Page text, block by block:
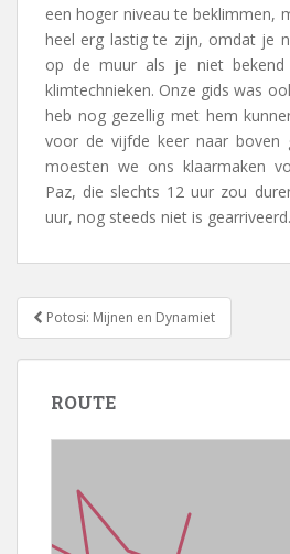
een hoger niveau te beklimmen,
heel erg lastig te zijn, omdat je
op de muur als je niet bekend
klimtechnieken. Onze gids was
heb nog gezellig met hem
voor de vijfde keer naar boven
moesten we ons klaarmaken
Paz, die slechts 12 uur zou
uur, nog steeds niet is gearriveerd.
Bericht
navigatie
Potosi: Mijnen en Dynamiet
ROUTE